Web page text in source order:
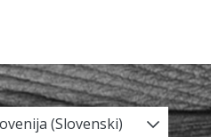
(Slovenski)